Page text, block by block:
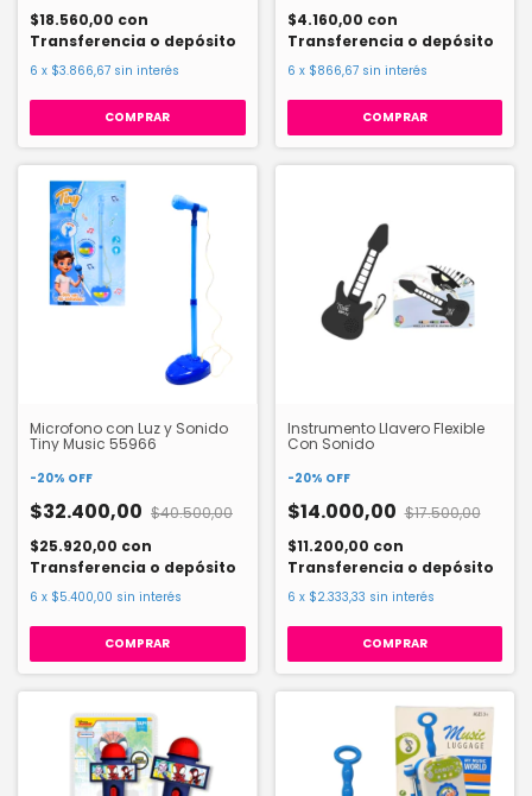
$18.560,00 con
Transferencia o depósito
6 x $3.866,67 sin interés
$4.160,00 con
Transferencia o depósito
6 x $866,67 sin interés
COMPRAR
Microfono con Luz y Sonido
Tiny Music 55966
-20% OFF
$32.400,00 $40.500,00
$25.920,00 con
Transferencia o depósito
6 x $5.400,00 sin interés
Instrumento Llavero Flexible
Con Sonido
-20% OFF
$14.000,00 $17.500,00
$11.200,00 con
Transferencia o depósito
6 x $2.333,33 sin interés
COMPRAR